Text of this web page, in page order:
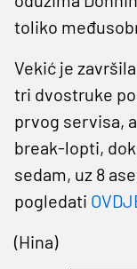
toliko
Vekić je
tri dvostruke
prvog servisa,
break-lopti,
sedam, uz 8
pogledati
(Hina)